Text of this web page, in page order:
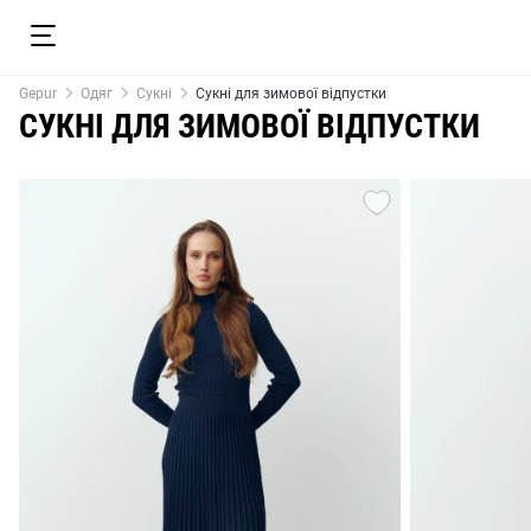
Gepur Одяг Сукні Сукні для зимової відпустки
СУКНІ ДЛЯ ЗИМОВОЇ ВІДПУСТКИ